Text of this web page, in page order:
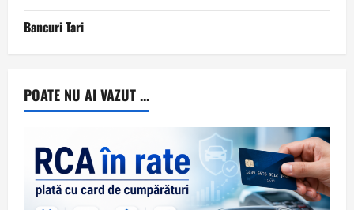
Bancuri Tari
POATE NU AI VAZUT ...